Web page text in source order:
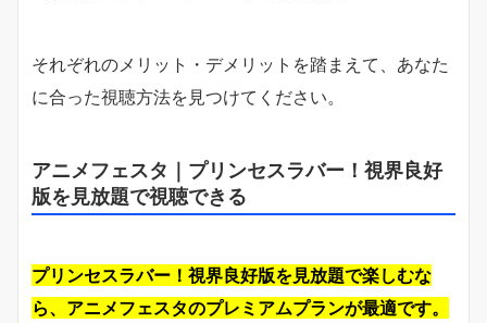
それぞれのメリット・デメリットを踏まえて、あなた
に合った視聴方法を見つけてください。
アニメフェスタ｜プリンセスラバー！視界良好
版を見放題で視聴できる
プリンセスラバー！視界良好版を見放題で楽しむな
ら、アニメフェスタのプレミアムプランが最適です。